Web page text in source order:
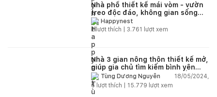
Nhà phố thiết kế mái vòm - vườn
treo độc đáo, không gian sống
xanh mát của vợ chồng gia chủ
trẻ tuổi
Happynest
2lượt thích | 3.761 lượt xem
Nhà 3 gian nông thôn thiết kế mở,
giúp gia chủ tìm kiếm bình yên
sau những ngày làm việc vất vả
Tùng Dương Nguyễn
18/05/2024,
6 lượt thích | 15.779 lượt xem